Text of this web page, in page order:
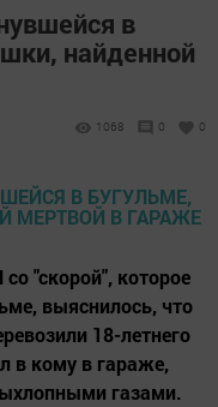
в
найденной
1068 0 0
"скорой", которое
выяснилось, что
18-летнего
в кому в гараже,
газами.